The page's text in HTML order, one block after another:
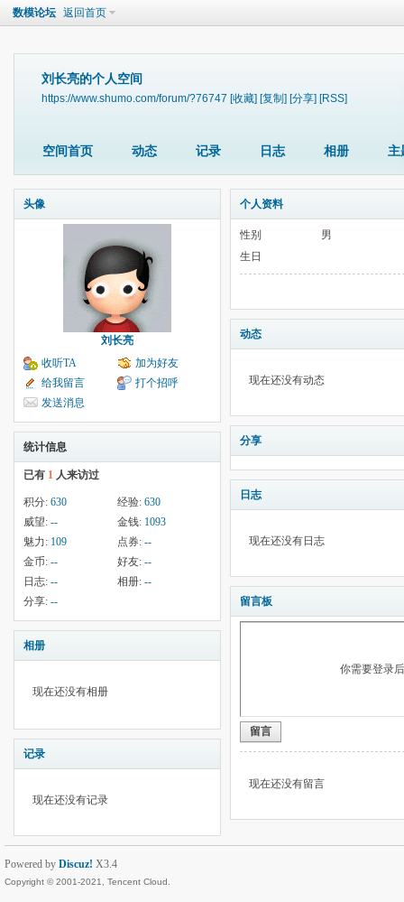
数模论坛 返回首页
刘长亮的个人空间
https://www.shumo.com/forum/?76747 [收藏] [复制] [分享] [RSS]
空间首页 动态 记录 日志 相册 主
头像
刘长亮
收听TA
加为好友
给我留言
打个招呼
发送消息
统计信息
已有 1 人来访过
积分: 630 经验: 630
威望: -- 金钱: 1093
魅力: 109 点券: --
金币: -- 好友: --
日志: -- 相册: --
分享: --
相册
现在还没有相册
记录
现在还没有记录
个人资料
性别
男
生日
动态
现在还没有动态
分享
日志
现在还没有日志
留言板
你需要登录
留言
现在还没有留言
Powered by Discuz! X3.4
Copyright © 2001-2021, Tencent Cloud.